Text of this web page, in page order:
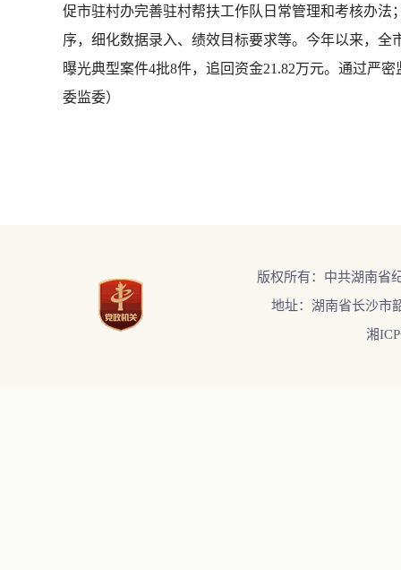
促市驻村办完善驻村帮扶工作队日常管理和考核办
序，细化数据录入、绩效目标要求等。今年以来，
曝光典型案件4批8件，追回资金21.82万元。通过严
委监委）
版权所有：中共湖南省
地址：湖南省长沙市
湘